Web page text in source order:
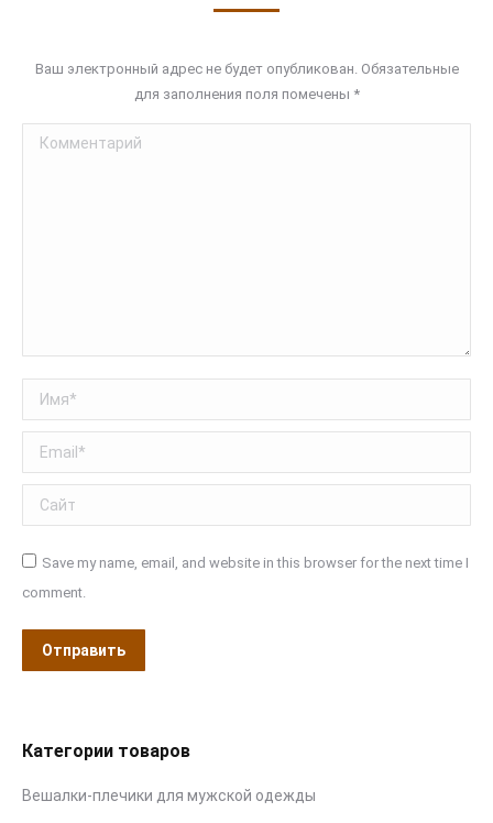
Ваш электронный адрес не будет опубликован. Обязательные
для заполнения поля помечены *
Комментарий
Имя *
Email *
Сайт
Save my name, email, and website in this browser for the next time I
comment.
Отправить
Категории товаров
Вешалки-плечики для мужской одежды